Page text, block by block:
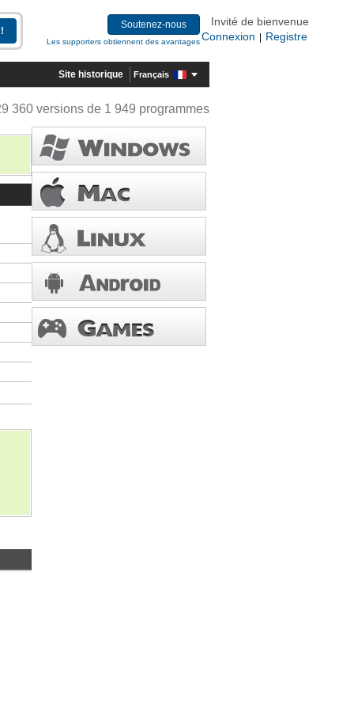
Soutenez-nous
Les supporters obtiennent des avantages
Invité de bienvenue
Connexion
Registre
Site historique Français
360 versions de 1 949 programmes